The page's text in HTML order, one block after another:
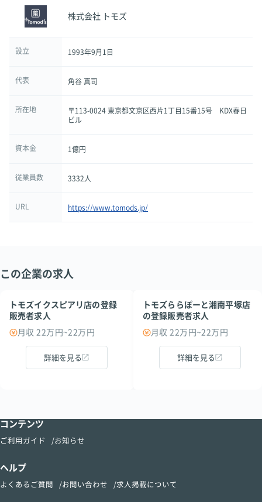
株式会社 トモズ
設立 1993年9月1日
代表 角谷 真司
所在地
〒113-0024 東京都文京区西片1丁目15番15号 KDX春日
ビル
資本金 1億円
従業員数 3332人
URL https://www.tomods.jp/
この企業の求人
トモズイクスピアリ店の登録
販売者求人
月収 22万円~22万円
詳細を見る
トモズららぽーと湘南平塚店
の登録販売者求人
月収 22万円~22万円
詳細を見る
コンテンツ
ご利用ガイド お知らせ
ヘルプ
よくあるご質問 お問い合わせ 求人掲載について